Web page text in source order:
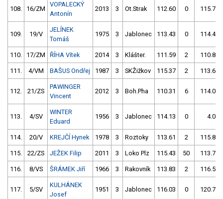
108. 16/ZM
VOPALECKÝ
Antonín
2013 3 Ot.Strak 112.60 0 115.73
109. 19/V
JELÍNEK
Tomáš
1975 3 Jablonec 113.43 0 114.46
110. 17/ZM ŘÍHA Vítek 2014 3 Klášter. 111.59 2 110.86
111. 4/VM BAŠUS Ondřej 1987 3 SKŽižkov 115.37 2 113.64
112. 21/ZS
PAWINGER
Vincent
2012 3 Boh.Pha 110.31 6 114.04
113. 4/SV
WINTER
Eduard
1956 3 Jablonec 114.13 0 4.00
114. 20/V KREJČÍ Hynek 1978 3 Roztoky 113.61 2 115.83
115. 22/ZS JEŽEK Filip 2011 3 Loko Plz 115.43 50 113.78
116. 8/VS ŠRÁMEK Jiří 1966 3 Rakovník 113.83 2 116.52
117. 5/SV
KULHÁNEK
Josef
1951 3 Jablonec 116.03 0 120.75